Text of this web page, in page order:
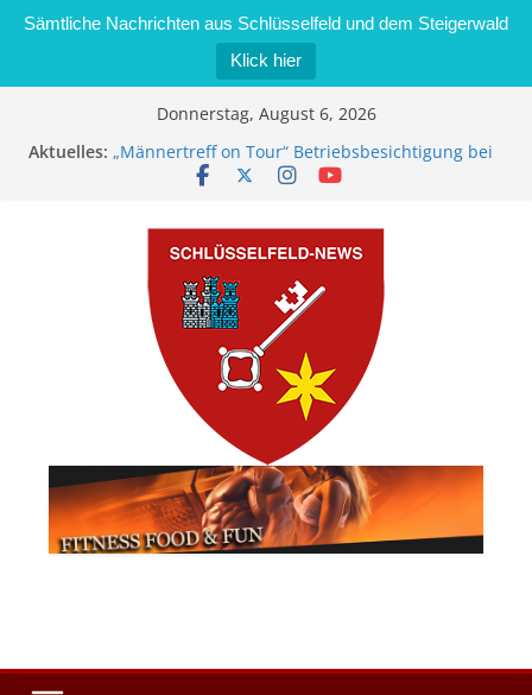
Sämtliche Nachrichten aus Schlüsselfeld und dem Steigerwald
Klick hier
Donnerstag, August 6, 2026
Aktuelles: „Männertreff on Tour“ Betriebsbesichtigung bei
der Schreinerei Zimmermann GmbH
Brand in Sägewerk in Bernroth schnell unter
Kontrolle
Stadt Schlüsselfeld bietet Online-Anmeldung für
Kindergartenplätze an
Dieseldiebstahl im Wert von 600 Euro